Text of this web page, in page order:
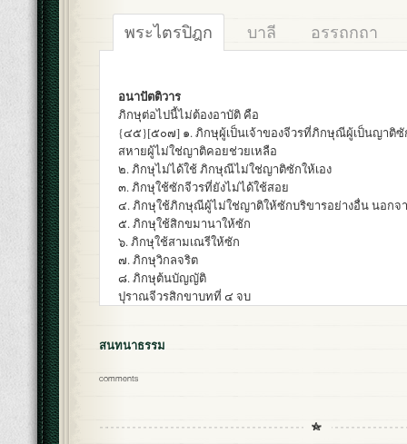
พระไตรปิฎก บาลี อรรถกถา
อนาปัตติวาร
ภิกษุต่อไปนี้ไม่ต้องอาบัติ คือ
{๔๕}[๕๐๗] ๑. ภิกษุผู้เป็นเจ้าของจีวรที่ภิกษุณีผู้เป็นญาติซั
สหายผู้ไม่ใช่ญาติคอยช่วยเหลือ
๒. ภิกษุไม่ได้ใช้ ภิกษุณีไม่ใช่ญาติซักให้เอง
๓. ภิกษุใช้ซักจีวรที่ยังไม่ได้ใช้สอย
๔. ภิกษุใช้ภิกษุณีผู้ไม่ใช่ญาติให้ซักบริขารอย่างอื่น นอกจ
๕. ภิกษุใช้สิกขมานาให้ซัก
๖. ภิกษุใช้สามเณรีให้ซัก
๗. ภิกษุวิกลจริต
๘. ภิกษุต้นบัญญัติ
ปุราณจีวรสิกขาบทที่ ๔ จบ
สนทนาธรรม
comments